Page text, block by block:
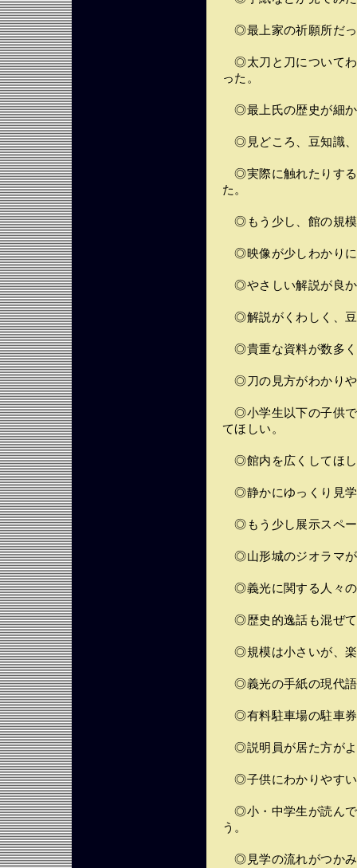
◎最上家の祈願所だっ
◎太刀と刀についてわ
った。
◎最上氏の歴史が細か
◎見どころ、豆知識、
◎実際に触れたりする
た。
◎もう少し、館の規模
◎映像が少しわかり
◎やさしい解説が良
◎解説がくわしく、豆
◎貴重な資料が数多く
◎刀の見方がわかりや
◎小学生以下の子供で
てほしい。
◎館内を広くしてほ
◎静かにゆっくり見学
◎もう少し展示スペー
◎山形城のジオラマが
◎義光に関する人々の
◎歴史的逸話も混ぜて
◎規模は小さいが、楽
◎義光の手紙の現代語
◎有料駐車場の駐車券
◎説明員が居た方がよ
◎子供にわかりやすい
◎小・中学生が読んで
う。
◎見学の流れがつかみ